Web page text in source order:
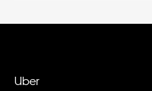
Uber